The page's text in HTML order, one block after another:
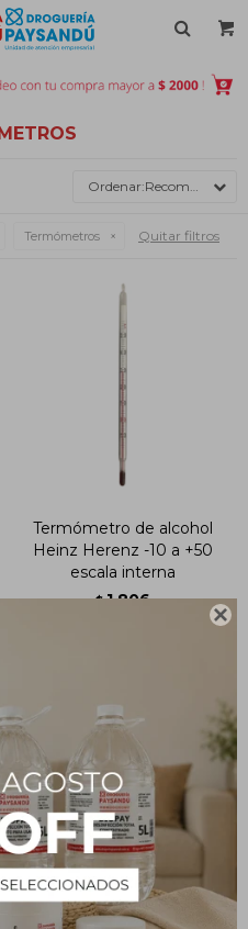

Recomendados
Termómetros Quitar filtros
Termómetro de alcohol
Heinz Herenz -10 a +50
escala interna
$ 1.806